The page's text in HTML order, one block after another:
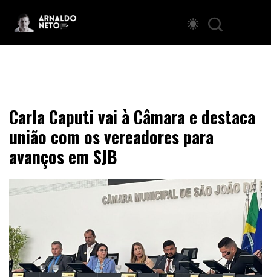
Carla Caputi vai à Câmara e destaca
união com os vereadores para
avanços em SJB